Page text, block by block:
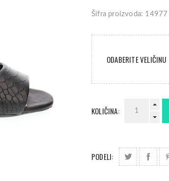
Šifra proizvoda: 14977
ODABERITE VELIČINU
KOLIČINA:
PODELI: